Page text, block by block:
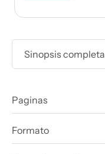
Sinopsis completa
Paginas
Formato